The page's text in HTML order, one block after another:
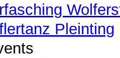
Pleinting